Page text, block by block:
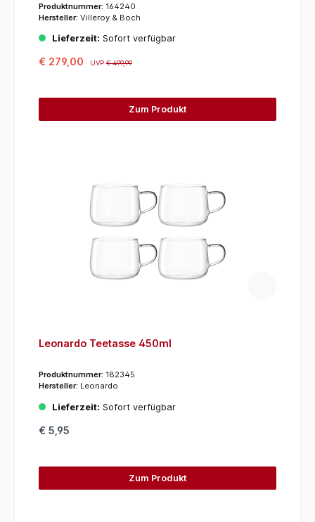
Produktnummer: 164240
Hersteller: Villeroy & Boch
Lieferzeit: Sofort verfügbar
€ 279,00 UVP€ 499,99
Zum Produkt
Leonardo Teetasse 450ml
Produktnummer: 182345
Hersteller: Leonardo
Lieferzeit: Sofort verfügbar
€ 5,95
Zum Produkt